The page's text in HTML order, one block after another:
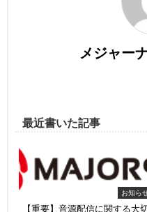
メジャー
最近書いた記事
お知ら
【重要】音源配信に関する大切